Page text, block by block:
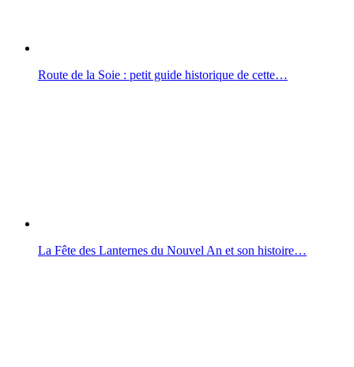
Route de la Soie : petit guide historique de cette…
La Fête des Lanternes du Nouvel An et son histoire…